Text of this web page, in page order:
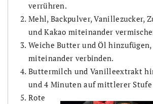
verrühren.
Mehl, Backpulver, Vanillezucker,
und Kakao miteinander
Weiche Butter und Öl
miteinander verbinden.
Buttermilch und Vanilleextrakt
und 4 Minuten auf mittlerer
Rote